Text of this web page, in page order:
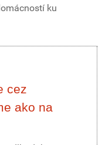
ku
cez
ako na